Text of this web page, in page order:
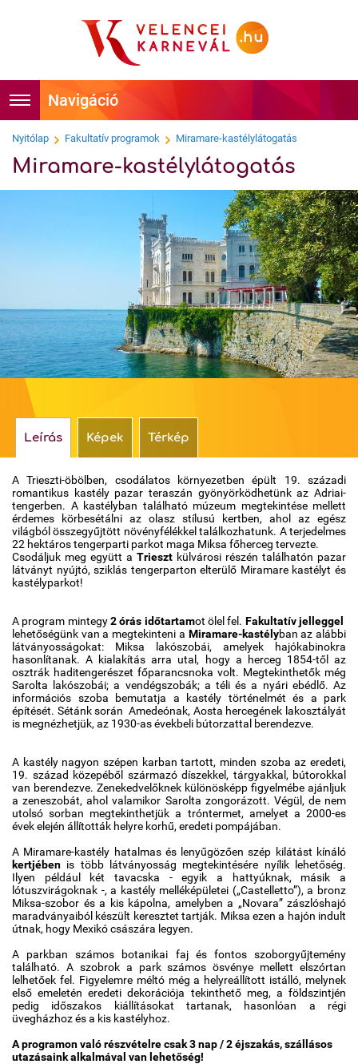
Foglalás
Időpontok
Programok
Látnivalók
Tudnivalók
Kapcsolat
Főoldal
Hírek
Velencei Karnevál története
Hírességek
Képek
Videók
Nyitólap Fakultatív programok Miramare-kastélylátogatás
Miramare-kastélylátogatás
Leírás Képek Térkép
A Trieszti-öbölben, csodálatos környezetben épült 19. századi
romantikus kastély pazar teraszán gyönyörködhetünk az Adriai-
tengerben. A kastélyban található múzeum megtekintése mellett
érdemes körbesétálni az olasz stílusú kertben, ahol az egész
világból összegyűjtött növényfélékkel találkozhatunk. A terjedelmes
22 hektáros tengerparti parkot maga Miksa főherceg tervezte.
Csodáljuk meg együtt a Trieszt külvárosi részén találhatón pazar
látványt nyújtó, sziklás tengerparton elterülő Miramare kastélyt és
kastélyparkot!
A program mintegy2 órás időtartamot ölel fel. Fakultatív jelleggel
lehetőségünk van a megtekinteni a Miramare-kastélyban az alábbi
látványosságokat: Miksa lakószobái, amelyek hajókabinokra
hasonlítanak. A kialakítás arra utal, hogy a herceg 1854-től az
osztrák haditengerészet főparancsnoka volt. Megtekinthetők még
Sarolta lakószobái; a vendégszobák; a téli és a nyári ebédlő. Az
információs szoba bemutatja a kastély történelmét és a park
építését. Sétánk során Amedeónak, Aosta hercegének lakosztályát
is megnézhetjük, az 1930-as évekbeli bútorzattal berendezve.
A kastély nagyon szépen karban tartott, minden szoba az eredeti,
19. század közepéből származó díszekkel, tárgyakkal, bútorokkal
van berendezve. Zenekedvelőknek különösképp figyelmébe ajánljuk
a zeneszobát, ahol valamikor Sarolta zongorázott. Végül, de nem
utolsó sorban megtekinthetjük a tróntermet, amelyet a 2000-es
évek elején állították helyre korhű, eredeti pompájában.
A Miramare-kastély hatalmas és lenyűgözően szép kilátást kínáló
kertjében is több látványosság megtekintésére nyílik lehetőség.
Ilyen például két tavacska - egyik a hattyúknak, másik a
lótuszvirágoknak -, a kastély melléképületei („Castelletto”), a bronz
Miksa-szobor és a kis kápolna, amelyben a „Novara” zászlóshajó
maradványaiból készült keresztet tartják. Miksa ezen a hajón indult
útnak, hogy Mexikó császára legyen.
A parkban számos botanikai faj és fontos szoborgyűjtemény
található. A szobrok a park számos ösvénye mellett elszórtan
lelhetőek fel. Figyelemre méltó még a helyreállított istálló, melynek
első emeletén eredeti dekorációja tekinthető meg, a földszintjén
pedig időszakos kiállításokat tartanak, hasonlóan a régi
üvegházhoz és a kis kastélyhoz.
A programon való részvételre csak 3 nap / 2 éjszakás, szállásos
utazásaink alkalmával van lehetőség!